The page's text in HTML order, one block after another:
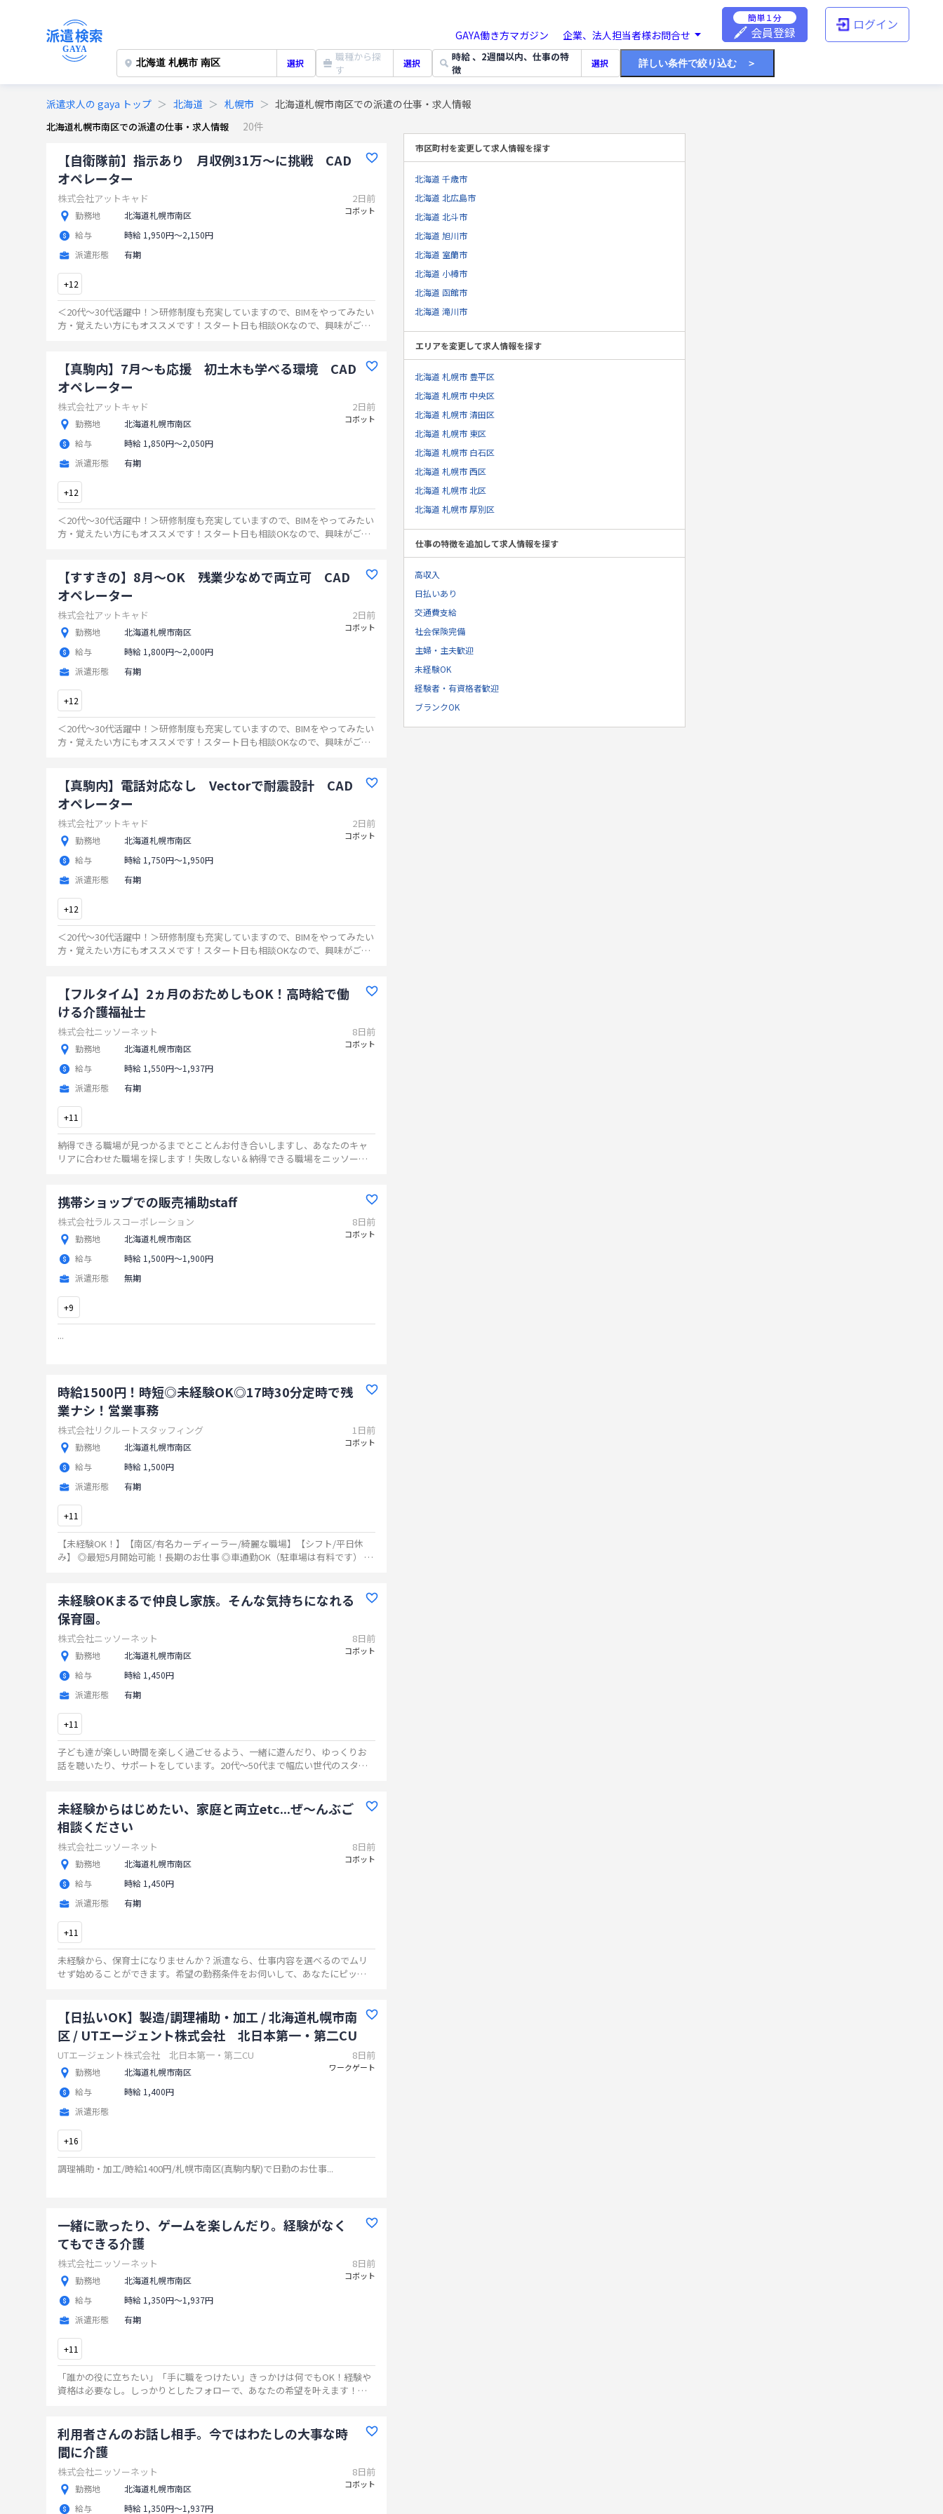
GAYA働き方マガジン 企業、法人担当者様お問合せ
簡単１分
会員登録 ログイン
選択
職種から探
す
選択
時給 、2週間以内、仕事の特
徴
選択 詳しい条件で絞り込む ＞
派遣求人の gaya トップ 北海道 札幌市 北海道札幌市南区での派遣の仕事・求人情報
北海道札幌市南区での派遣の仕事・求人情報 20件
【自衛隊前】指示あり 月収例31万～に挑戦 CAD
オペレーター
株式会社アットキャド
勤務地
北海道札幌市南区
給与
時給 1,950円〜2,150円
派遣形態
有期
2日前
コボット
+12
＜20代～30代活躍中！＞研修制度も充実していますので、BIMをやってみたい
方・覚えたい方にもオススメです！スタート日も相談OKなので、興味がござ
【真駒内】7月～も応援 初土木も学べる環境 CAD
オペレーター
株式会社アットキャド
勤務地
北海道札幌市南区
給与
時給 1,850円〜2,050円
派遣形態
有期
2日前
コボット
+12
＜20代～30代活躍中！＞研修制度も充実していますので、BIMをやってみたい
方・覚えたい方にもオススメです！スタート日も相談OKなので、興味がござ
【すすきの】8月～OK 残業少なめで両立可 CAD
オペレーター
株式会社アットキャド
勤務地
北海道札幌市南区
給与
時給 1,800円〜2,000円
派遣形態
有期
2日前
コボット
+12
＜20代～30代活躍中！＞研修制度も充実していますので、BIMをやってみたい
方・覚えたい方にもオススメです！スタート日も相談OKなので、興味がござ
【真駒内】電話対応なし Vectorで耐震設計 CAD
オペレーター
株式会社アットキャド
勤務地
北海道札幌市南区
給与
時給 1,750円〜1,950円
派遣形態
有期
2日前
コボット
+12
＜20代～30代活躍中！＞研修制度も充実していますので、BIMをやってみたい
方・覚えたい方にもオススメです！スタート日も相談OKなので、興味がござ
【フルタイム】2ヵ月のおためしもOK！高時給で働
ける介護福祉士
株式会社ニッソーネット
勤務地
北海道札幌市南区
給与
時給 1,550円〜1,937円
派遣形態
有期
8日前
コボット
+11
納得できる職場が見つかるまでとことんお付き合いしますし、あなたのキャ
リアに合わせた職場を探します！失敗しない＆納得できる職場をニッソーネ
携帯ショップでの販売補助staff
株式会社ラルスコーポレーション
勤務地
北海道札幌市南区
給与
時給 1,500円〜1,900円
派遣形態
無期
8日前
コボット
+9
...
時給1500円！時短◎未経験OK◎17時30分定時で残
業ナシ！営業事務
株式会社リクルートスタッフィング
勤務地
北海道札幌市南区
給与
時給 1,500円
派遣形態
有期
1日前
コボット
+11
【未経験OK！】【南区/有名カーディーラー/綺麗な職場】【シフト/平日休
み】 ◎最短5月開始可能！長期のお仕事 ◎車通勤OK（駐車場は有料です） ◎
未経験OKまるで仲良し家族。そんな気持ちになれる
保育園。
株式会社ニッソーネット
勤務地
北海道札幌市南区
給与
時給 1,450円
派遣形態
有期
8日前
コボット
+11
子ども達が楽しい時間を楽しく過ごせるよう、一緒に遊んだり、ゆっくりお
話を聴いたり、サポートをしています。20代～50代まで幅広い世代のスタッ
未経験からはじめたい、家庭と両立etc...ぜ～んぶご
相談ください
株式会社ニッソーネット
勤務地
北海道札幌市南区
給与
時給 1,450円
派遣形態
有期
8日前
コボット
+11
未経験から、保育士になりませんか？派遣なら、仕事内容を選べるのでムリ
せず始めることができます。希望の勤務条件をお伺いして、あなたにピッタ
【日払いOK】製造/調理補助・加工 / 北海道札幌市南
区 / UTエージェント株式会社 北日本第一・第二CU
UTエージェント株式会社 北日本第一・第二CU
勤務地
北海道札幌市南区
給与
時給 1,400円
派遣形態
8日前
ワークゲート
+16
調理補助・加工/時給1400円/札幌市南区(真駒内駅)で日勤のお仕事...
一緒に歌ったり、ゲームを楽しんだり。経験がなく
てもできる介護
株式会社ニッソーネット
勤務地
北海道札幌市南区
給与
時給 1,350円〜1,937円
派遣形態
有期
8日前
コボット
+11
「誰かの役に立ちたい」「手に職をつけたい」きっかけは何でもOK！経験や
資格は必要なし。しっかりとしたフォローで、あなたの希望を叶えます！ま
利用者さんのお話し相手。今ではわたしの大事な時
間に介護
株式会社ニッソーネット
勤務地
北海道札幌市南区
給与
時給 1,350円〜1,937円
8日前
コボット
市区町村を変更して求人情報を探す
北海道 千歳市
北海道 北広島市
北海道 北斗市
北海道 旭川市
北海道 室蘭市
北海道 小樽市
北海道 函館市
北海道 滝川市
エリアを変更して求人情報を探す
北海道 札幌市 豊平区
北海道 札幌市 中央区
北海道 札幌市 清田区
北海道 札幌市 東区
北海道 札幌市 白石区
北海道 札幌市 西区
北海道 札幌市 北区
北海道 札幌市 厚別区
仕事の特徴を追加して求人情報を探す
高収入
日払いあり
交通費支給
社会保険完備
主婦・主夫歓迎
未経験OK
経験者・有資格者歓迎
ブランクOK